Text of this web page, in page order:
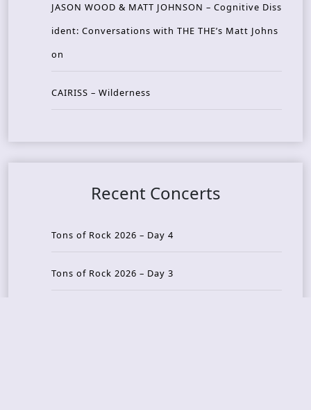
JASON WOOD & MATT JOHNSON – Cognitive Diss
ident: Conversations with THE THE’s Matt Johns
on
CAIRISS – Wilderness
Recent Concerts
Tons of Rock 2026 – Day 4
Tons of Rock 2026 – Day 3